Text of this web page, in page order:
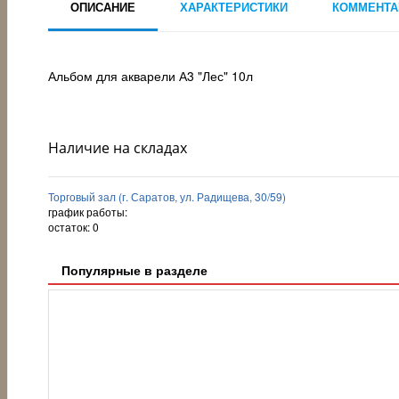
ОПИСАНИЕ ХАРАКТЕРИСТИКИ
Альбом для акварели А3 "Лес" 10л
Наличие на складах
Торговый зал (г. Саратов, ул. Радищева, 30/59)
график работы:
остаток:0
Популярные в разделе